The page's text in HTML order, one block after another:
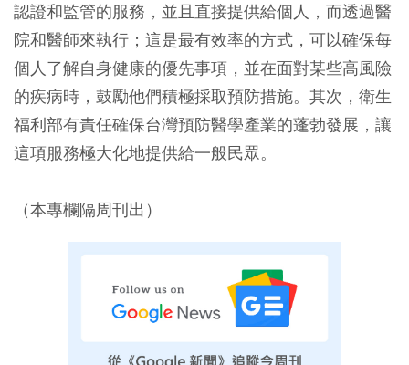
認證和監管的服務，並且直接提供給個人，而透過醫
院和醫師來執行；這是最有效率的方式，可以確保每
個人了解自身健康的優先事項，並在面對某些高風險
的疾病時，鼓勵他們積極採取預防措施。其次，衛生
福利部有責任確保台灣預防醫學產業的蓬勃發展，讓
這項服務極大化地提供給一般民眾。
（本專欄隔周刊出）